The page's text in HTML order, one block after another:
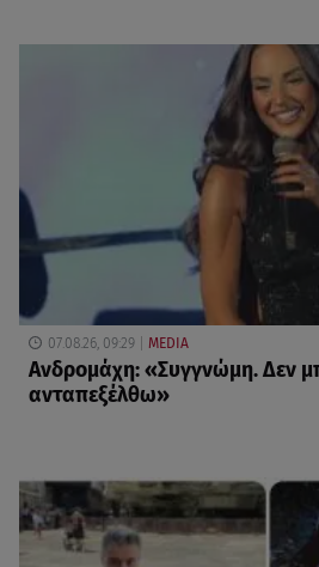
07.08.26, 09:29 MEDIA
Ανδρομάχη: «Συγγνώμη. Δεν
ανταπεξέλθω»